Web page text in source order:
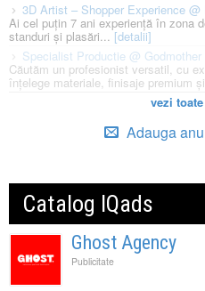
3D Artist – Shopper Experience @
Ai cel puțin 7 ani experiență în zona
standuri și plasări... [detalii]
Specialist Productie @ Godmother
Căutăm un profesionist versatil, cu
înțelege materiale, finisaje premium
vezi
Adauga
Catalog IQads
Ghost Agency
Publicitate